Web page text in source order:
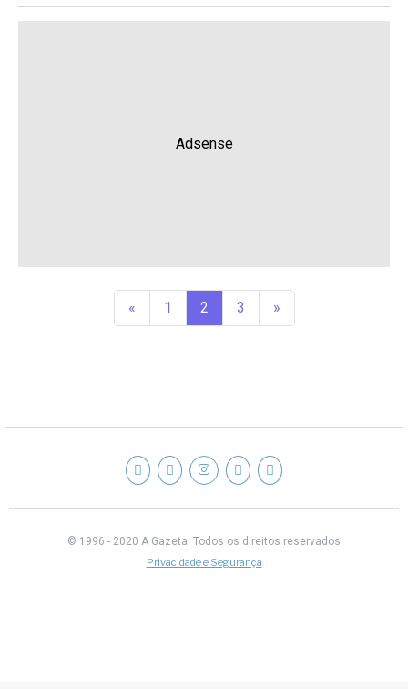
Adsense
« 1 2 3 »
© 1996 - 2020 A Gazeta. Todos os direitos reservados
Privacidade e Segurança